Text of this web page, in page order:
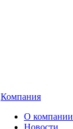
Компания
О компании
Новости